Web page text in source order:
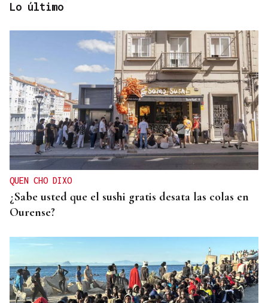
CRISIS HUMANITARIA
El Instituto de Medicina Legal de Ceuta recibe los
cuerpos de los 80 migrantes fallecidos
Lo último
QUEN CHO DIXO
¿Sabe usted que el sushi gratis desata las colas en
Ourense?